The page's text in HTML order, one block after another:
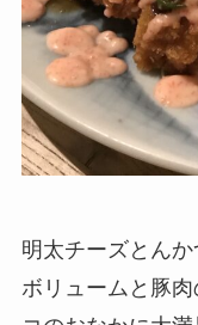
明太チーズとん
ボリュームと豚